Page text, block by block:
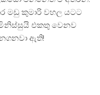
මඩු කුමාරි වහල යටට
එකතු වෙනව
ඇති!